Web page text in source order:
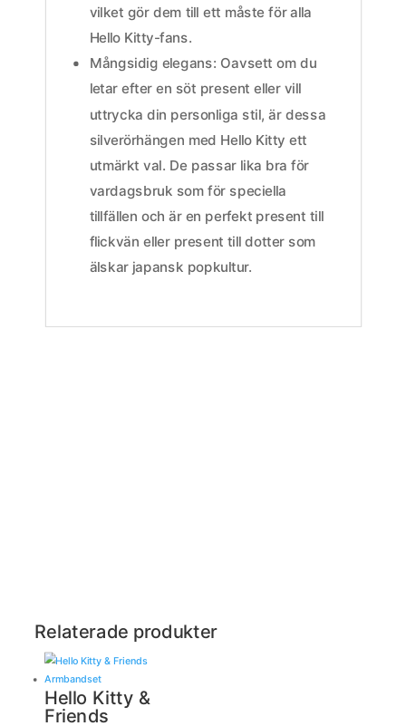
vilket gör dem till ett måste för alla
Hello Kitty-fans.
Mångsidig elegans: Oavsett om du
letar efter en söt present eller vill
uttrycka din personliga stil, är dessa
silverörhängen med Hello Kitty ett
utmärkt val. De passar lika bra för
vardagsbruk som för speciella
tillfällen och är en perfekt present till
flickvän eller present till dotter som
älskar japansk popkultur.
Relaterade produkter
Hello Kitty &
Friends